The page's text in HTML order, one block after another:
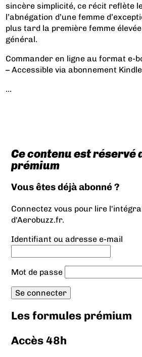
sincère simplicité, ce récit reflète
l’abnégation d’une femme
plus tard la première femme
général.
Commander en ligne au format e-
– Accessible viaabonnement Kindle
...
Ce contenu est réservé
prémium
Vous êtes déjà abonné ?
Connectez vous pour lire
d'Aerobuzz.fr.
Identifiant ou adresse e-mail
Mot de passe
Les formules prémium
Accès 48h